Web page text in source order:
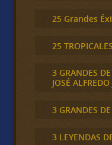
25 Grandes
25
3 GRANDES
JOSÉ
3 GRANDES
3 LEYENDAS